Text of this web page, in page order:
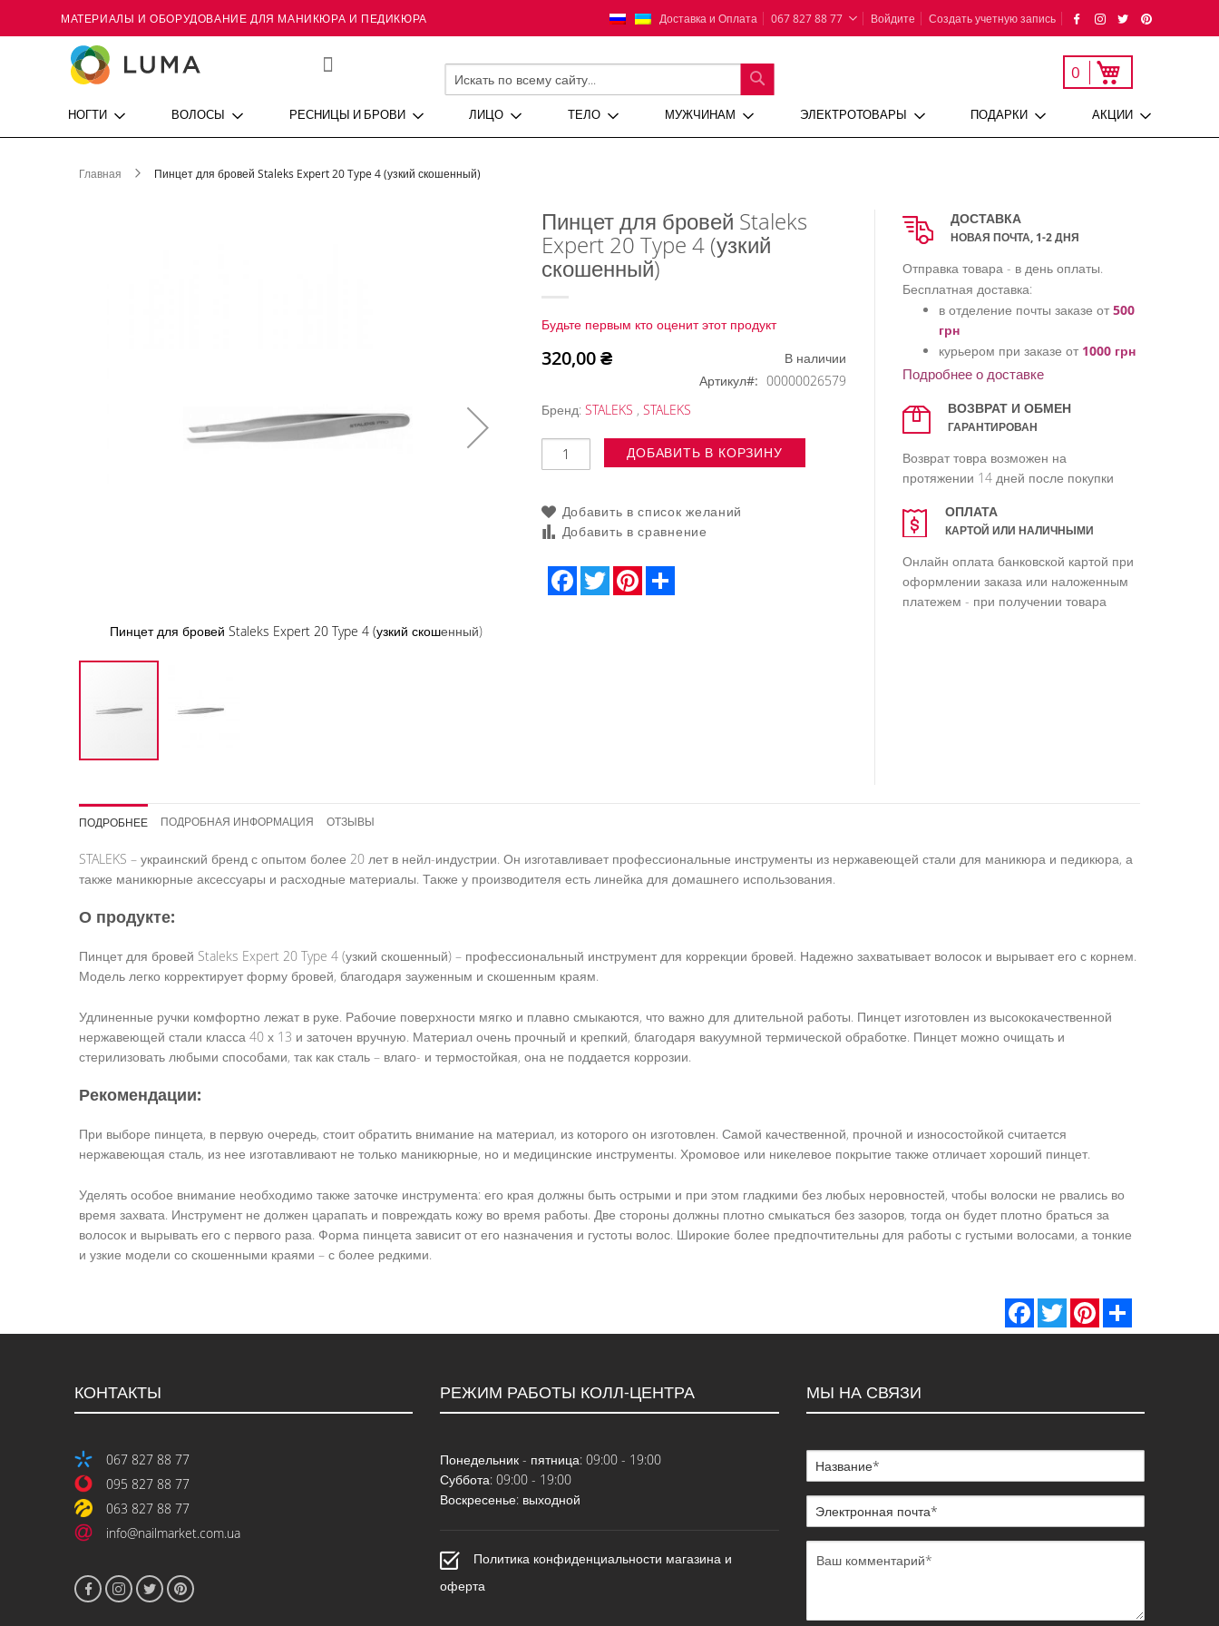
Skip
Content
МАТЕРИАЛЫ И ОБОРУДОВАНИЕ ДЛЯ МАНИКЮРА И ПЕДИКЮРА Язык Доставка и Оплата 067 827 88 77 Войдите Создать учетную запись
Моя корзина
0
ПОИСК
НОГТИ ВОЛОСЫ РЕСНИЦЫ И БРОВИ ЛИЦО ТЕЛО МУЖЧИНАМ ЭЛЕКТРОТОВАРЫ ПОДАРКИ АКЦИИ
Главная Пинцет для бровей Staleks Expert 20 Type 4 (узкий скошенный)
Пинцет для бровей Staleks Expert 20 Type 4 (узкий скошенный)
началу
галереи
изображений
Пинцет для бровей Staleks
Expert 20 Type 4 (узкий
скошенный)
Будьте первым кто оценит этот продукт
320,00 ₴
В наличии
Артикул
00000026579
Бренд: STALEKS , STALEKS
ДОБАВИТЬ В КОРЗИНУ
Добавить в список желаний
Добавить в сравнение
Facebook
Twitter Pinterest
ДОСТАВКА
НОВАЯ ПОЧТА, 1-2 ДНЯ
Отправка товара - в день оплаты.
Бесплатная доставка:
в отделение почты заказе от500
грн
курьером при заказе от1000 грн
Подробнее о доставке
ВОЗВРАТ И ОБМЕН
ГАРАНТИРОВАН
Возврат товра возможен на
протяжении 14 дней после покупки
ОПЛАТА
КАРТОЙ ИЛИ НАЛИЧНЫМИ
Онлайн оплата банковской картой при
оформлении заказа или наложенным
платежем - при получении товара
ПОДРОБНЕЕ
STALEKS – украинский бренд с опытом более 20 лет в нейл-индустрии. Он изготавливает профессиональные инструменты из нержавеющей стали для маникюра и педикюра, а
также маникюрные аксессуары и расходные материалы. Также у производителя есть линейка для домашнего использования.
О продукте:
Пинцет для бровей Staleks Expert 20 Type 4 (узкий скошенный) – профессиональный инструмент для коррекции бровей. Надежно захватывает волосок и вырывает его с корнем.
Модель легко корректирует форму бровей, благодаря зауженным и скошенным краям.
Удлиненные ручки комфортно лежат в руке. Рабочие поверхности мягко и плавно смыкаются, что важно для длительной работы. Пинцет изготовлен из высококачественной
нержавеющей стали класса 40 х 13 и заточен вручную. Материал очень прочный и крепкий, благодаря вакуумной термической обработке. Пинцет можно очищать и
стерилизовать любыми способами, так как сталь – влаго- и термостойкая, она не поддается коррозии.
Рекомендации:
При выборе пинцета, в первую очередь, стоит обратить внимание на материал, из которого он изготовлен. Самой качественной, прочной и износостойкой считается
нержавеющая сталь, из нее изготавливают не только маникюрные, но и медицинские инструменты. Хромовое или никелевое покрытие также отличает хороший пинцет.
Уделять особое внимание необходимо также заточке инструмента: его края должны быть острыми и при этом гладкими без любых неровностей, чтобы волоски не рвались во
время захвата. Инструмент не должен царапать и повреждать кожу во время работы. Две стороны должны плотно смыкаться без зазоров, тогда он будет плотно браться за
волосок и вырывать его с первого раза. Форма пинцета зависит от его назначения и густоты волос. Широкие более предпочтительны для работы с густыми волосами, а тонкие
и узкие модели со скошенными краями – с более редкими.
ПОДРОБНАЯ ИНФОРМАЦИЯ ОТЗЫВЫ
Facebook
Twitter Pinterest
КОНТАКТЫ
067 827 88 77
095 827 88 77
063 827 88 77
info@nailmarket.com.ua
РЕЖИМ РАБОТЫ КОЛЛ-ЦЕНТРА
Понедельник - пятница: 09:00 - 19:00
Суббота: 09:00 - 19:00
Воскресенье: выходной
Политика конфиденциальности магазина и
оферта
МЫ НА СВЯЗИ